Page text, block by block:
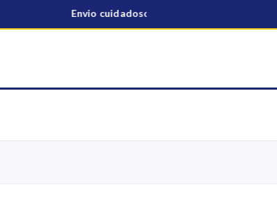
Envio cuidadoso para todo o país